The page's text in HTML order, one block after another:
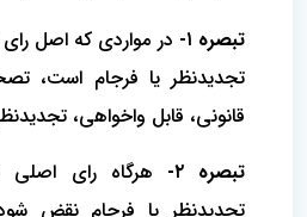
تبصره ۱-
در مواردی که اصل رای
تجدیدنظر یا فرجام است،
قانونی، قابل واخواهی،
تبصره ۲-
هرگاه رای اصلی
تجدیدنظر یا فرجام نقض